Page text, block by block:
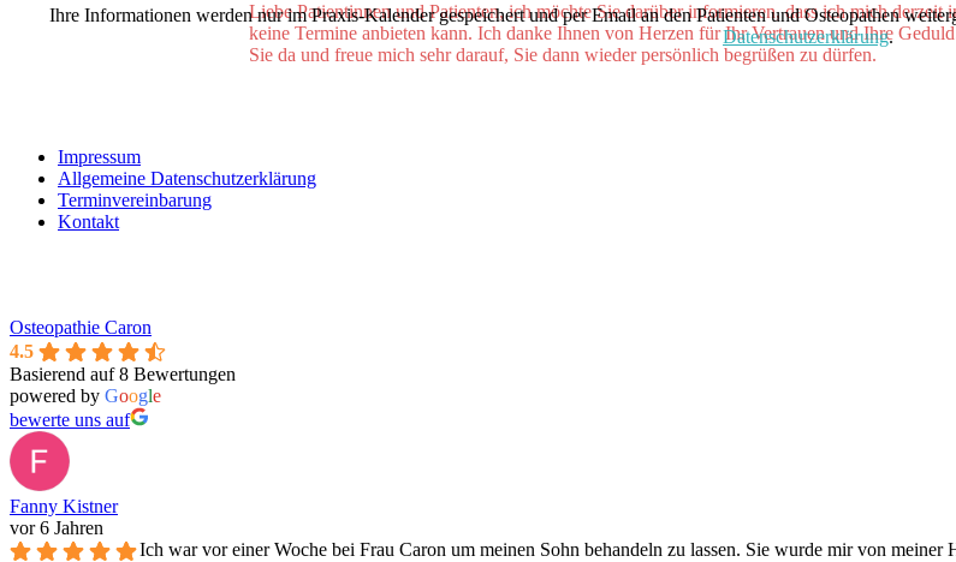
Liebe Patientinnen und Patienten, ich möchte Sie darüber informieren, dass ich mich
keine Termine anbieten kann. Ich danke Ihnen von Herzen für Ihr Vertrauen und Ihre
Sie da und freue mich sehr darauf, Sie dann wieder persönlich begrüßen zu dürfen.
Ihre Informationen werden nur im Praxis-Kalender gespeichert und per Email an den Patienten und Osteopathen
Datenschutzerklärung.
Impressum
Allgemeine Datenschutzerklärung
Terminvereinbarung
Kontakt
Osteopathie Caron
4.5
Basierend auf 8 Bewertungen
powered by Google
bewerte uns auf
Fanny Kistner
vor 6 Jahren
Ich war vor einer Woche bei Frau Caron um meinen Sohn behandeln zu lassen. Sie wurde mir von